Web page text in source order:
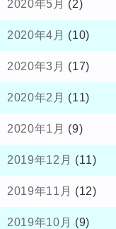
2020年5月 (2)
2020年4月 (10)
2020年3月 (17)
2020年2月 (11)
2020年1月 (9)
2019年12月 (11)
2019年11月 (12)
2019年10月 (9)